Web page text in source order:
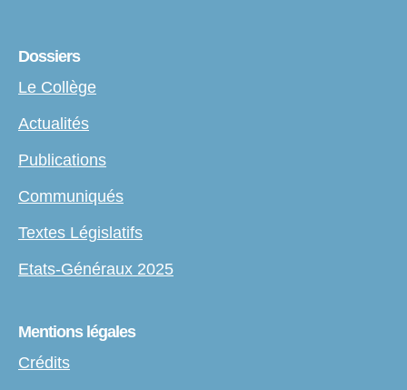
Dossiers
Le Collège
Actualités
Publications
Communiqués
Textes Législatifs
Etats-Généraux 2025
Mentions légales
Crédits